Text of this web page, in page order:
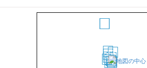
2
3
45
67
89
10
11
12
13
14